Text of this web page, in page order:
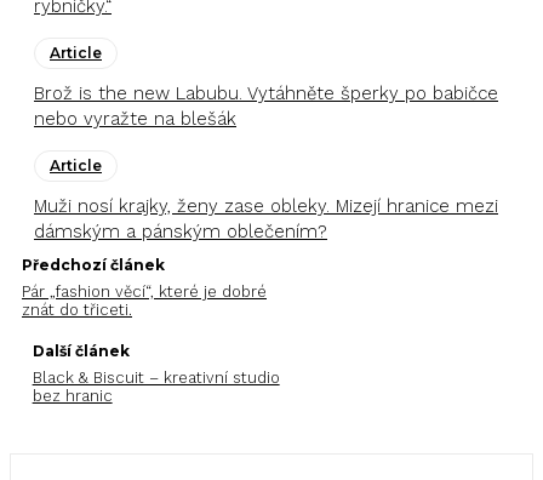
rybníčky.“
Article
Brož is the new Labubu. Vytáhněte šperky po babičce
nebo vyražte na blešák
Article
Muži nosí krajky, ženy zase obleky. Mizejí hranice mezi
dámským a pánským oblečením?
Předchozí článek
Pár „fashion věcí“, které je dobré
znát do třiceti.
Další článek
Black & Biscuit – kreativní studio
bez hranic